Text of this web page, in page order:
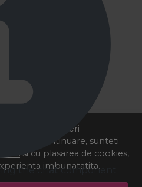
pentru a va oferi
in continuare, sunteti
si cu plasarea de cookies,
imbunatatita.
the chat component